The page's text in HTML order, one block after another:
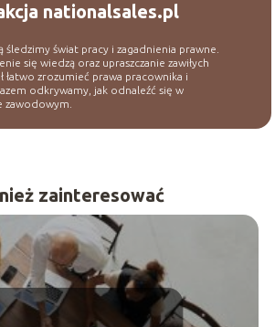
nationalsales.pl
śledzimy świat pracy i zagadnienia prawne.
się wiedzą oraz upraszczanie zawiłych
łatwo zrozumieć prawa pracownika i
odkrywamy, jak odnaleźć się w
zawodowym.
zainteresować